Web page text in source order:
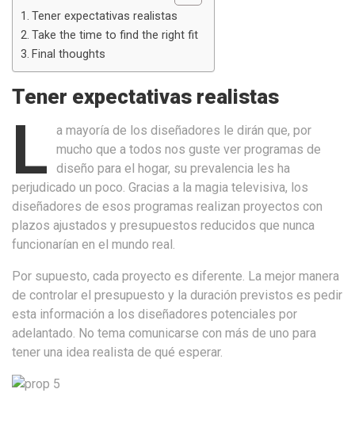
Tener expectativas realistas
Take the time to find the right fit
Final thoughts
Tener expectativas realistas
L
a mayoría de los diseñadores le dirán que, por
mucho que a todos nos guste ver programas de
diseño para el hogar, su prevalencia les ha
perjudicado un poco. Gracias a la magia televisiva, los
diseñadores de esos programas realizan proyectos con
plazos ajustados y presupuestos reducidos que nunca
funcionarían en el mundo real.
Por supuesto, cada proyecto es diferente. La mejor manera
de controlar el presupuesto y la duración previstos es pedir
esta información a los diseñadores potenciales por
adelantado. No tema comunicarse con más de uno para
tener una idea realista de qué esperar.